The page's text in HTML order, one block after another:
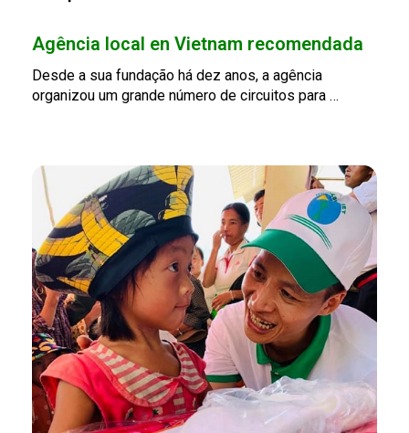
Agência local en Vietnam recomendada
Desde a sua fundação há dez anos, a agência
organizou um grande número de circuitos para …